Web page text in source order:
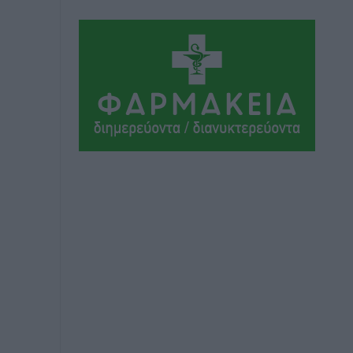
πριν 15 ώρες
Ποιοι φοιτητές μπορούν να λάβουν
ενίσχυση για στέγη έως 2.500 ευρώ
Ειδήσεις• πριν 15 ώρες